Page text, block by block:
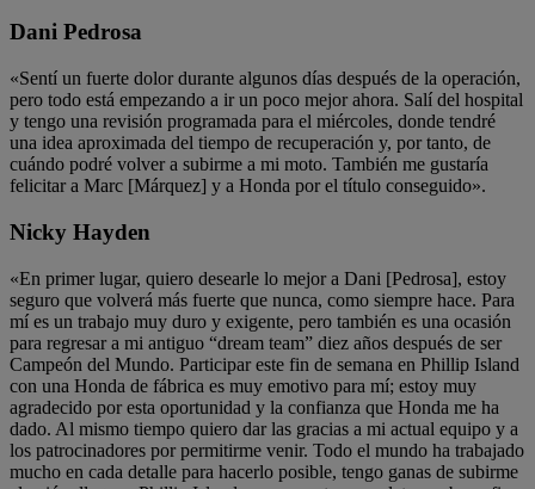
Dani Pedrosa
«Sentí un fuerte dolor durante algunos días después de la operación,
pero todo está empezando a ir un poco mejor ahora. Salí del hospital
y tengo una revisión programada para el miércoles, donde tendré
una idea aproximada del tiempo de recuperación y, por tanto, de
cuándo podré volver a subirme a mi moto. También me gustaría
felicitar a Marc [Márquez] y a Honda por el título conseguido».
Nicky Hayden
«En primer lugar, quiero desearle lo mejor a Dani [Pedrosa], estoy
seguro que volverá más fuerte que nunca, como siempre hace. Para
mí es un trabajo muy duro y exigente, pero también es una ocasión
para regresar a mi antiguo “dream team” diez años después de ser
Campeón del Mundo. Participar este fin de semana en Phillip Island
con una Honda de fábrica es muy emotivo para mí; estoy muy
agradecido por esta oportunidad y la confianza que Honda me ha
dado. Al mismo tiempo quiero dar las gracias a mi actual equipo y a
los patrocinadores por permitirme venir. Todo el mundo ha trabajado
mucho en cada detalle para hacerlo posible, tengo ganas de subirme